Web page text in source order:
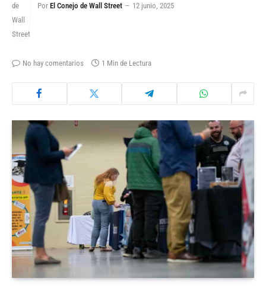
Por El Conejo de Wall Street 12 junio, 2025
No hay comentarios 1 Min de Lectura